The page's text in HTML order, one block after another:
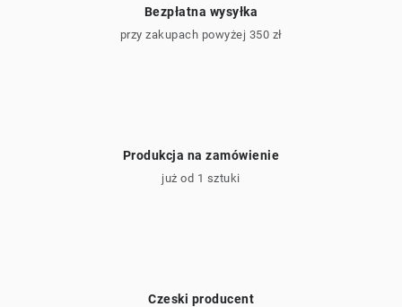
Bezpłatna wysyłka
przy zakupach powyżej 350 zł
Produkcja na zamówienie
już od 1 sztuki
Czeski producent